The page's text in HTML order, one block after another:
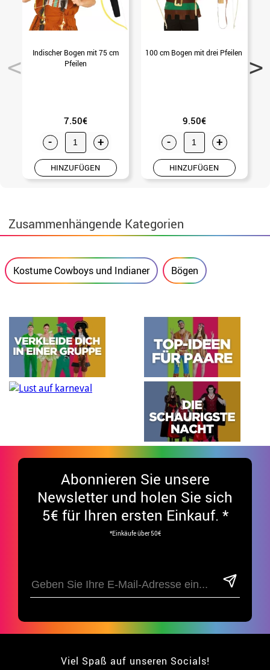
Indischer Bogen mit 75 cm
Pfeilen
7.50€
- +
HINZUFÜGEN
100 cm Bogen mit drei Pfeilen
9.50€
- +
HINZUFÜGEN
Zusammenhängende Kategorien
Kostume Cowboys und Indianer Bögen
Abonnieren Sie unsere
Newsletter und holen Sie sich
5€ für Ihren ersten Einkauf. *
*Einkäufe über 50€
Viel Spaß auf unseren Socials!